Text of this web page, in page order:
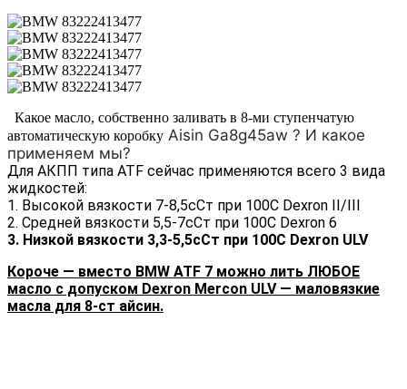
Какое масло, собственно заливать в 8-ми ступенчатую
автоматическую коробку Aisin Ga8g45aw ? И какое
применяем мы?
Для АКПП типа ATF сейчас применяются всего 3 вида
жидкостей:
1. Высокой вязкости 7-8,5сСт при 100С Dexron II/III
2. Средней вязкости 5,5-7сСт при 100С Dexron 6
3. Низкой вязкости 3,3-5,5сСт при 100С Dexron ULV
Короче — вместо BMW ATF 7 можно лить ЛЮБОЕ
масло с допуском Dexron Mercon ULV — маловязкие
масла для 8-ст айсин.